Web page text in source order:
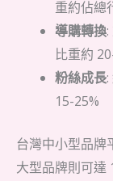
重約佔總
導購轉換
比重約
粉絲成長:
15-25%
台灣中小型品牌
大型品牌則可達